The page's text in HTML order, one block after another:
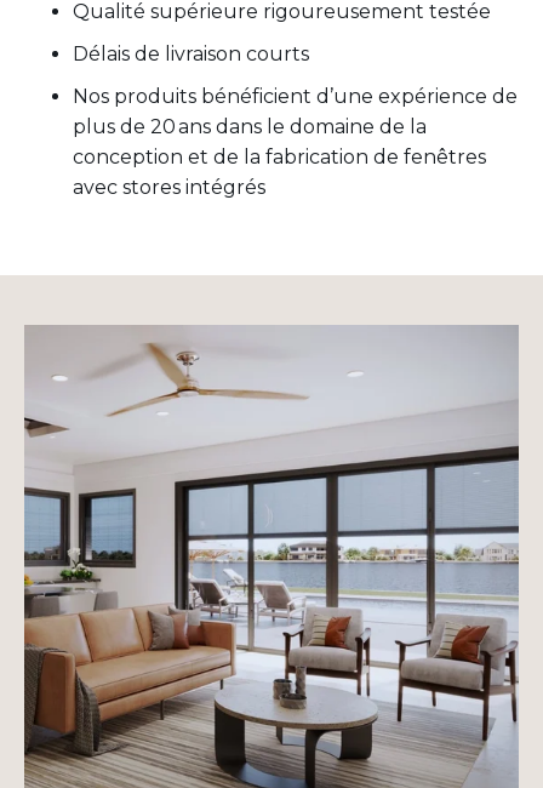
Qualité supérieure rigoureusement testée
Délais de livraison courts
Nos produits bénéficient d’une expérience de
plus de 20 ans dans le domaine de la
conception et de la fabrication de fenêtres
avec stores intégrés